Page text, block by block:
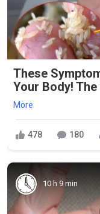
These
Your Body!
More
478 180
10 h 9 min